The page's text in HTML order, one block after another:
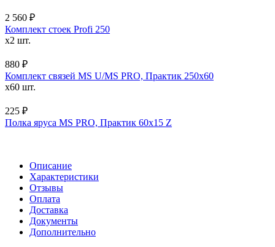
2 560 ₽
Комплект стоек Profi 250
x2 шт.
880 ₽
Комплект связей MS U/MS PRO, Практик 250x60
x60 шт.
225 ₽
Полка яруса MS PRO, Практик 60х15 Z
Описание
Характеристики
Отзывы
Оплата
Доставка
Документы
Дополнительно